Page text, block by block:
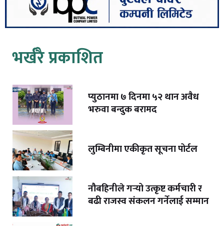
भर्खरै प्रकाशित
प्युठानमा ७ दिनमा ५२ थान अवैध
भरुवा बन्दुक बरामद
लुम्बिनीमा एकीकृत सूचना पोर्टल
नौबहिनीले गर्‍यो उत्कृष्ट कर्मचारी र
बढी राजस्व संकलन गर्नेलाई सम्मान